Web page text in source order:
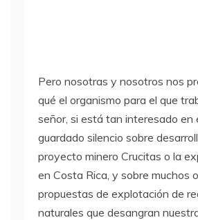
Pero nosotras y nosotros nos
qué el organismo para el que
señor, si está tan interesado en
guardado silencio sobre
proyecto minero Crucitas o la
en Costa Rica, y sobre muchos
propuestas de explotación de
naturales que desangran